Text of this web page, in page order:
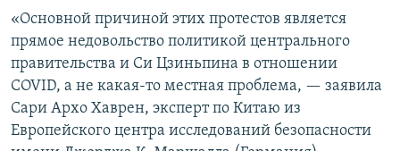
«Основной причиной этих протестов является
прямое недовольство политикой центрального
правительства и Си Цзиньпина в отношении
COVID, а не какая-то местная проблема, — заявила
Сари Архо Хаврен, эксперт по Китаю из
Европейского центра исследований безопасности